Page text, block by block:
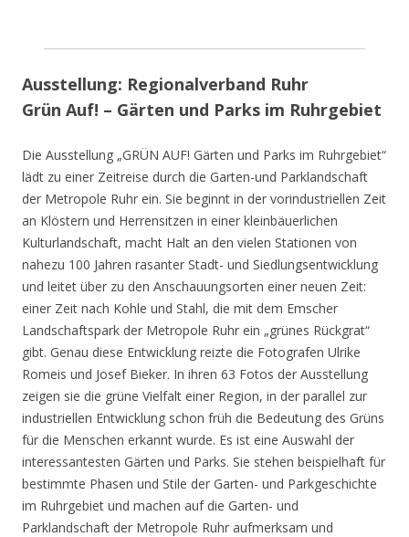
Ausstellung: Regionalverband Ruhr
Grün Auf! – Gärten und Parks im Ruhrgebiet
Die Ausstellung „GRÜN AUF! Gärten und Parks im Ruhrgebiet“
lädt zu einer Zeitreise durch die Garten-und Parklandschaft
der Metropole Ruhr ein. Sie beginnt in der vorindustriellen Zeit
an Klöstern und Herrensitzen in einer kleinbäuerlichen
Kulturlandschaft, macht Halt an den vielen Stationen von
nahezu 100 Jahren rasanter Stadt- und Siedlungsentwicklung
und leitet über zu den Anschauungsorten einer neuen Zeit:
einer Zeit nach Kohle und Stahl, die mit dem Emscher
Landschaftspark der Metropole Ruhr ein „grünes Rückgrat“
gibt. Genau diese Entwicklung reizte die Fotografen Ulrike
Romeis und Josef Bieker. In ihren 63 Fotos der Ausstellung
zeigen sie die grüne Vielfalt einer Region, in der parallel zur
industriellen Entwicklung schon früh die Bedeutung des Grüns
für die Menschen erkannt wurde. Es ist eine Auswahl der
interessantesten Gärten und Parks. Sie stehen beispielhaft für
bestimmte Phasen und Stile der Garten- und Parkgeschichte
im Ruhrgebiet und machen auf die Garten- und
Parklandschaft der Metropole Ruhr aufmerksam und